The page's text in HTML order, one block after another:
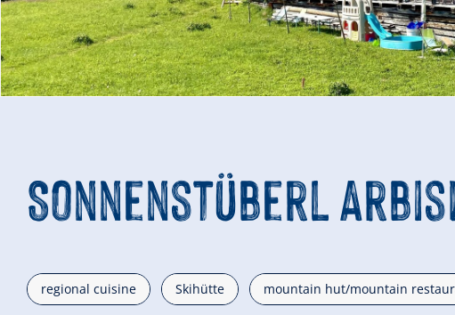
Sonnenstüberl
regional cuisine Skihütte mountain hut/mountain